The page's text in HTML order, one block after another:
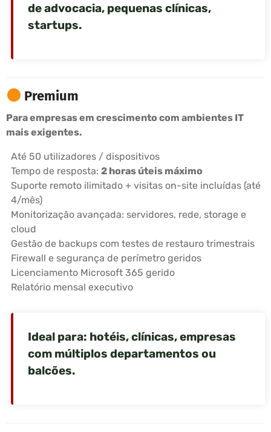
de advocacia, pequenas clínicas,
startups.
Premium
Para empresas em crescimento com ambientes IT
mais exigentes.
Até 50 utilizadores / dispositivos
Tempo de resposta: 2 horas úteis máximo
Suporte remoto ilimitado + visitas on-site incluídas (até
4/mês)
Monitorização avançada: servidores, rede, storage e
cloud
Gestão de backups com testes de restauro trimestrais
Firewall e segurança de perímetro geridos
Licenciamento Microsoft 365 gerido
Relatório mensal executivo
Ideal para: hotéis, clínicas, empresas
com múltiplos departamentos ou
balcões.